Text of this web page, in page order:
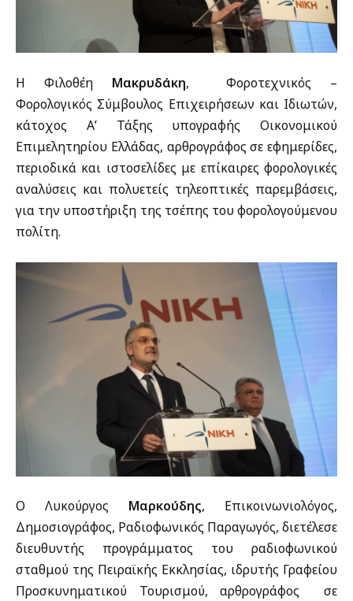
Η ΦιλοθέηΜακρυδάκη, Φοροτεχνικός –
Φορολογικός Σύμβουλος Επιχειρήσεων και Ιδιωτών,
κάτοχος Α’ Τάξης υπογραφής Οικονομικού
Επιμελητηρίου Ελλάδας, αρθρογράφος σε εφημερίδες,
περιοδικά και ιστοσελίδες με επίκαιρες φορολογικές
αναλύσεις και πολυετείς τηλεοπτικές παρεμβάσεις,
για την υποστήριξη της τσέπης του φορολογούμενου
πολίτη.
Ο Λυκούργος Μαρκούδης, Επικοινωνιολόγος,
Δημοσιογράφος, Ραδιοφωνικός Παραγωγός, διετέλεσε
διευθυντής προγράμματος του ραδιοφωνικού
σταθμού της Πειραϊκής Εκκλησίας, ιδρυτής Γραφείου
Προσκυνηματικού Τουρισμού, αρθρογράφος σε